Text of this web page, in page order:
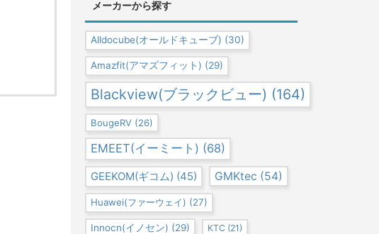
メーカーから探す
Alldocube(オールドキューブ) (30)
Amazfit(アマズフィット) (29)
Blackview(ブラックビュー) (164)
BougeRV (26)
EMEET(イーミート) (68)
GEEKOM(ギコム) (45) GMKtec (54)
Huawei(ファーウェイ) (27)
Innocn(イノセン) (29) KTC (21)